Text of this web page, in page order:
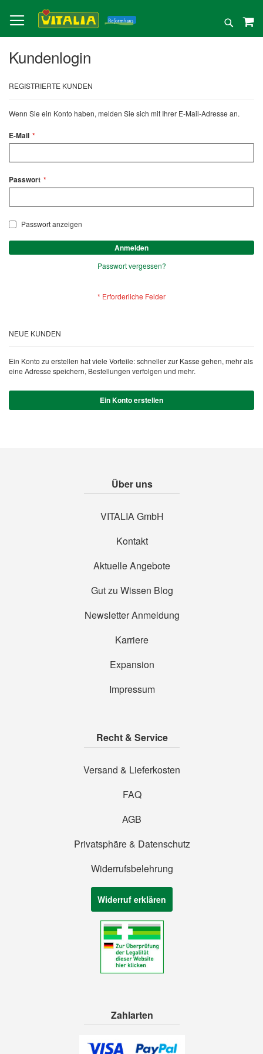
zum
Inhalt
Suche
Kundenlogin
REGISTRIERTE KUNDEN
Wenn Sie ein Konto haben, melden Sie sich mit Ihrer E-Mail-Adresse an.
E-Mail
Passwort
Passwort anzeigen
Anmelden
Passwort vergessen?
NEUE KUNDEN
Ein Konto zu erstellen hat viele Vorteile: schneller zur Kasse gehen, mehr als
eine Adresse speichern, Bestellungen verfolgen und mehr.
Ein Konto erstellen
Über uns
VITALIA GmbH
Kontakt
Aktuelle Angebote
Gut zu Wissen Blog
Newsletter Anmeldung
Karriere
Expansion
Impressum
Recht & Service
Versand & Lieferkosten
FAQ
AGB
Privatsphäre & Datenschutz
Widerrufsbelehrung
Widerruf erklären
Zahlarten